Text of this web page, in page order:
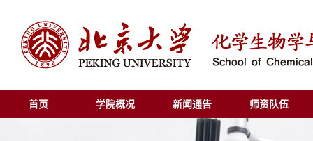
首页 学院概况 新闻通告 师资队伍